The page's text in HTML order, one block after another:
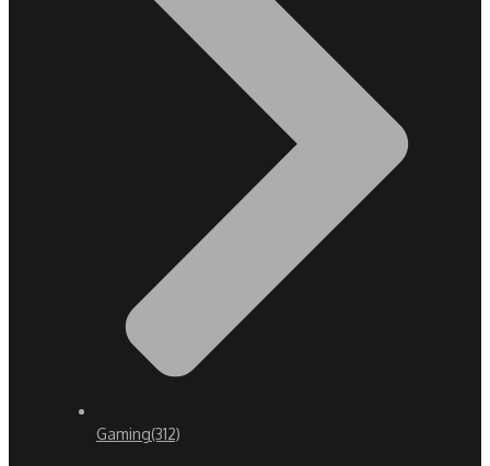
Gaming(312)